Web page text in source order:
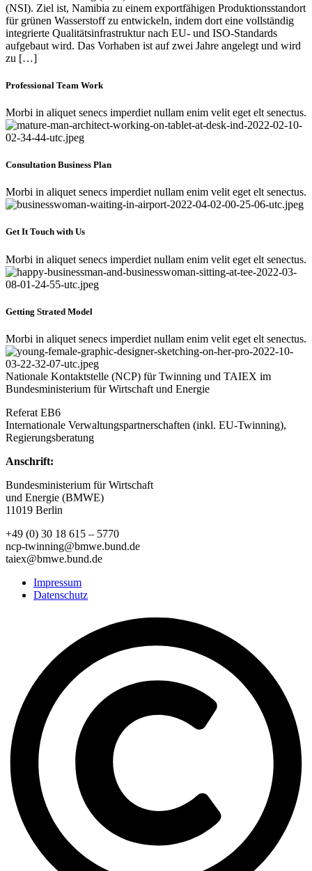
(NSI). Ziel ist, Namibia zu einem exportfähigen Produktionsstandort
für grünen Wasserstoff zu entwickeln, indem dort eine vollständig
integrierte Qualitätsinfrastruktur nach EU- und ISO‑Standards
aufgebaut wird. Das Vorhaben ist auf zwei Jahre angelegt und wird
zu […]
Professional Team Work
Morbi in aliquet senecs imperdiet nullam enim velit eget elt senectus.
Consultation Business Plan
Morbi in aliquet senecs imperdiet nullam enim velit eget elt senectus.
Get It Touch with Us
Morbi in aliquet senecs imperdiet nullam enim velit eget elt senectus.
Getting Strated Model
Morbi in aliquet senecs imperdiet nullam enim velit eget elt senectus.
Nationale Kontaktstelle (NCP) für Twinning und TAIEX im
Bundesministerium für Wirtschaft und Energie
Referat EB6
Internationale Verwaltungspartnerschaften (inkl. EU-Twinning),
Regierungsberatung
Anschrift:
Bundesministerium für Wirtschaft
und Energie (BMWE)
11019 Berlin
+49 (0) 30 18 615 – 5770
ncp-twinning@bmwe.bund.de
taiex@bmwe.bund.de
Impressum
Datenschutz